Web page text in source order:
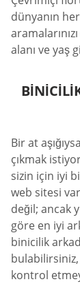
dünyanın
alanı ve yaş
Bir at
çıkmak
sizin için iyi
web sitesi
değil; ancak
göre en iyi
binicilik
kontrol